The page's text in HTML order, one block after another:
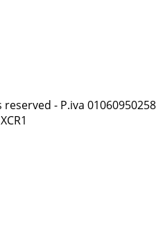
- P.iva 01060950258